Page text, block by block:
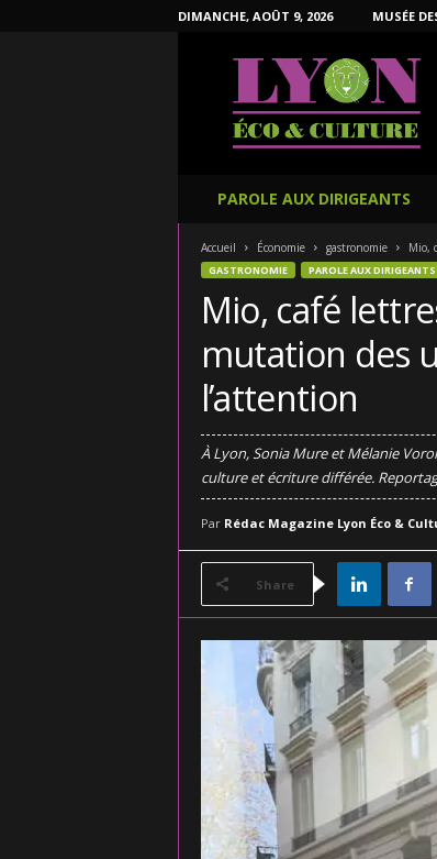
DIMANCHE, AOÛT 9, 2026 MUSÉE
PAROLE AUX DIRIGEANTS
Accueil Économie gastronomie Mio,
GASTRONOMIE PAROLE AUX DIRIGEANTS
Mio, café
mutation des
l’attention
À Lyon, Sonia Mure et Mélanie
culture et écriture différée.
Par Rédac Magazine Lyon Éco &
Share